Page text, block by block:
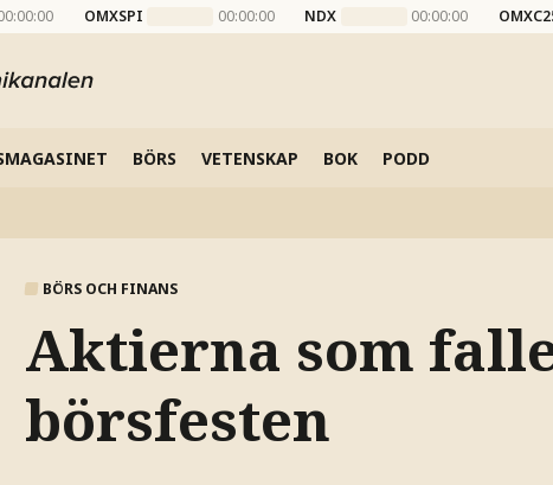
OMXSPI 00:00:00 NDX 00:00:00
BÖRS VETENSKAP BOK PODD
BÖRS OCH FINANS
Aktierna som
börsfesten